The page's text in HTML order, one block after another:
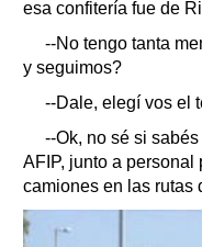
esa confitería fue de
--No tengo tanta
y seguimos?
--Dale, elegí vos el
--Ok, no sé si
AFIP, junto a
camiones en las rutas